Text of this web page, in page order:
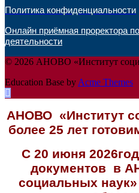
Политика конфиденциальности
Онлайн приёмная проректора
деятельности
© 2026 АНОВО «Институт
Education Base by Acme Themes
АНОВО «Институт
более 25 лет
С 20 июня
документов в
социальных